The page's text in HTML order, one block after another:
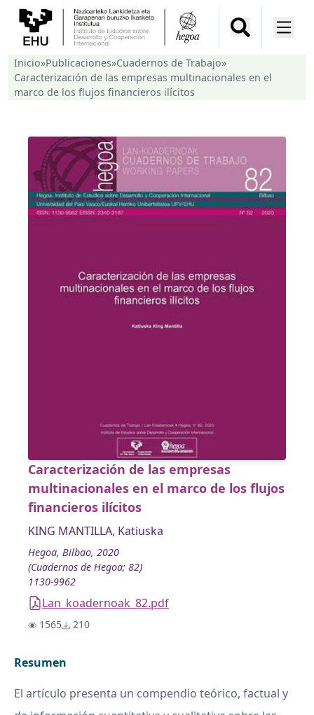
Inicio»Publicaciones»Cuadernos de Trabajo»
Caracterización de las empresas multinacionales en el
marco de los flujos financieros ilícitos
Caracterización de las empresas
multinacionales en el marco de los flujos
financieros ilícitos
KING MANTILLA, Katiuska
Hegoa, Bilbao, 2020
(Cuadernos de Hegoa; 82)
1130-9962
Lan_koadernoak_82.pdf
1565 210
Resumen
El artículo presenta un compendio teórico, factual y